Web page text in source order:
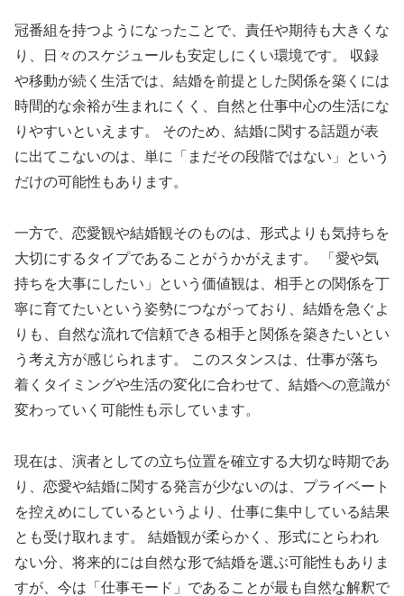
冠番組を持つようになったことで、責任や期待も大きくな
り、日々のスケジュールも安定しにくい環境です。 収録
や移動が続く生活では、結婚を前提とした関係を築くには
時間的な余裕が生まれにくく、自然と仕事中心の生活にな
りやすいといえます。 そのため、結婚に関する話題が表
に出てこないのは、単に「まだその段階ではない」という
だけの可能性もあります。
一方で、恋愛観や結婚観そのものは、形式よりも気持ちを
大切にするタイプであることがうかがえます。 「愛や気
持ちを大事にしたい」という価値観は、相手との関係を丁
寧に育てたいという姿勢につながっており、結婚を急ぐよ
りも、自然な流れで信頼できる相手と関係を築きたいとい
う考え方が感じられます。 このスタンスは、仕事が落ち
着くタイミングや生活の変化に合わせて、結婚への意識が
変わっていく可能性も示しています。
現在は、演者としての立ち位置を確立する大切な時期であ
り、恋愛や結婚に関する発言が少ないのは、プライベート
を控えめにしているというより、仕事に集中している結果
とも受け取れます。 結婚観が柔らかく、形式にとらわれ
ない分、将来的には自然な形で結婚を選ぶ可能性もありま
すが、今は「仕事モード」であることが最も自然な解釈で